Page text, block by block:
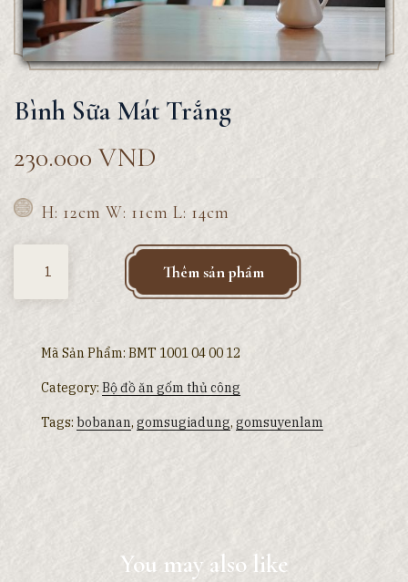
Bình Sữa Mát Trắng
230.000 VND
H: 12cm W: 11cm L: 14cm
Thêm sản phẩm
Mã Sản Phẩm: BMT 1001 04 00 12
Category: Bộ đồ ăn gốm thủ công
Tags: bobanan, gomsugiadung, gomsuyenlam
You may also like